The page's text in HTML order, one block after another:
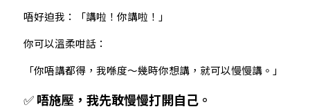
唔好迫我：「講啦！你講啦！」
你可以溫柔咁話：
「你唔講都得，我喺度～幾時你想講，就可以慢慢講。」
✅ 唔施壓，我先敢慢慢打開自己。